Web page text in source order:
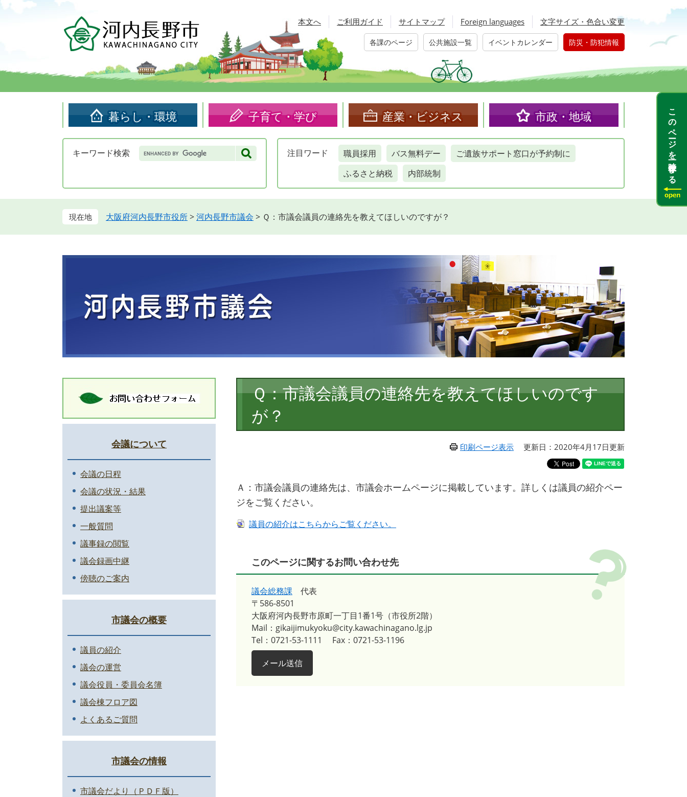
頭
す。
飛
し
本文へ ご利用ガイド サイトマップ Foreign languages 文字サイズ・色合い変更
各課のページ 公共施設一覧 イベントカレンダー 防災・防犯情報
暮らし・環境 子育て・学び 産業・ビジネス 市政・地域
キーワード検索 Google
カ
検
注目 ワード 職員採用 バス無料デー
ご遺族サポート窓口が予約制に
ふるさと納税
内部統制
大阪府河内長野市役所>河内長野市議会 > Ｑ：市議会議員の連絡先を教えてほしいのですが？
文
Ｑ：市議会議員の連絡先を教えてほしいのです
が？
印刷ページ表示 更新日：2020年4月17日更新
Ａ：市議会議員の連絡先は、市議会ホームページに掲載しています。詳しくは議員の紹介ペー
ジをご覧ください。
議員の紹介はこちらからご覧ください。
このページに関するお問い合わせ先
議会総務課
代表
〒586-8501
大阪府河内長野市原町一丁目1番1号（市役所2階）
Mail：gikaijimukyoku@city.kawachinagano.lg.jp
Tel：0721-53-1111
Fax：0721-53-1196
メール送信
会議について
会議の日程
会議の状況・結果
提出議案等
一般質問
議事録の閲覧
議会録画中継
傍聴のご案内
市議会の概要
議員の紹介
議会の運営
議会役員・委員会名簿
議会棟フロア図
よくあるご質問
市議会の情報
市議会だより（ＰＤＦ版）
このページを一時保存する